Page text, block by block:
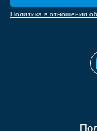
Политика в отношении